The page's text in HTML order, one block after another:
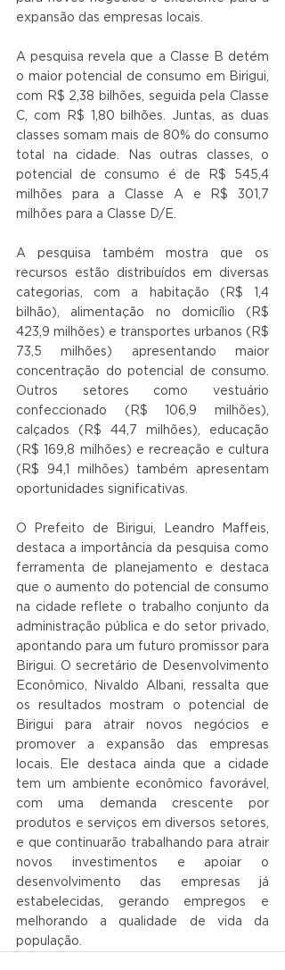
expansão das empresas locais.
A pesquisa revela que a Classe B detém
o maior potencial de consumo em Birigui,
com R$ 2,38 bilhões, seguida pela Classe
C, com R$ 1,80 bilhões. Juntas, as duas
classes somam mais de 80% do consumo
total na cidade. Nas outras classes, o
potencial de consumo é de R$ 545,4
milhões para a Classe A e R$ 301,7
milhões para a Classe D/E.
A pesquisa também mostra que os
recursos estão distribuídos em diversas
categorias, com a habitação (R$ 1,4
bilhão), alimentação no domicílio (R$
423,9 milhões) e transportes urbanos (R$
73,5 milhões) apresentando maior
concentração do potencial de consumo.
Outros setores como vestuário
confeccionado (R$ 106,9 milhões),
calçados (R$ 44,7 milhões), educação
(R$ 169,8 milhões) e recreação e cultura
(R$ 94,1 milhões) também apresentam
oportunidades significativas.
O Prefeito de Birigui, Leandro Maffeis,
destaca a importância da pesquisa como
ferramenta de planejamento e destaca
que o aumento do potencial de consumo
na cidade reflete o trabalho conjunto da
administração pública e do setor privado,
apontando para um futuro promissor para
Birigui. O secretário de Desenvolvimento
Econômico, Nivaldo Albani, ressalta que
os resultados mostram o potencial de
Birigui para atrair novos negócios e
promover a expansão das empresas
locais. Ele destaca ainda que a cidade
tem um ambiente econômico favorável,
com uma demanda crescente por
produtos e serviços em diversos setores,
e que continuarão trabalhando para atrair
novos investimentos e apoiar o
desenvolvimento das empresas já
estabelecidas, gerando empregos e
melhorando a qualidade de vida da
população.